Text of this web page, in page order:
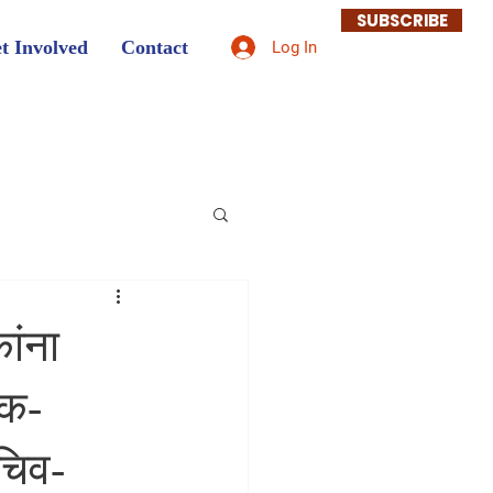
Involved Contact Log In
SUBSCRIBE